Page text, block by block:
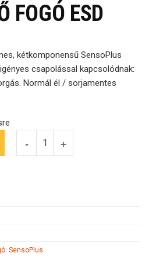
FOGÓ ESD
kétkomponensű SensoPlus
csapolással kapcsolódnak:
Normál él / sorjamentes
SensoPlus